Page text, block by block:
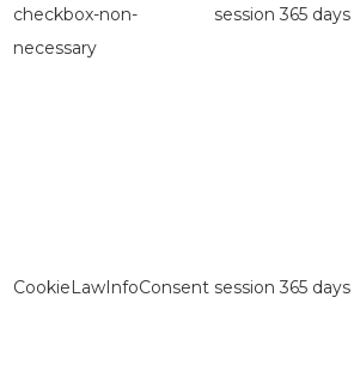
checkbox-non-
necessary
session 365 days
CookieLawInfoConsent session 365 days